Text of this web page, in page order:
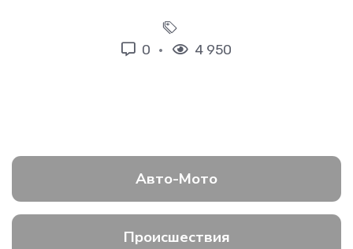
0 4 950
Авто-Мото
Происшествия